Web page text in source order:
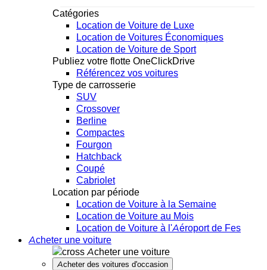
Catégories
Location de Voiture de Luxe
Location de Voitures Économiques
Location de Voiture de Sport
Publiez votre flotte OneClickDrive
Référencez vos voitures
Type de carrosserie
SUV
Crossover
Berline
Compactes
Fourgon
Hatchback
Coupé
Cabriolet
Location par période
Location de Voiture à la Semaine
Location de Voiture au Mois
Location de Voiture à l'Aéroport de Fes
Acheter une voiture
Acheter une voiture
Acheter des voitures d'occasion